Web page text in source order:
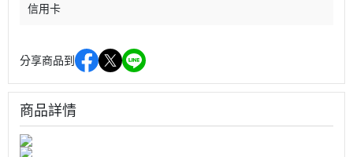
信用卡
分享商品到
商品詳情